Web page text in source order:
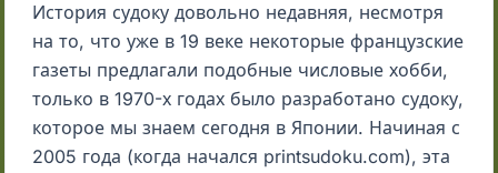
История судоку довольно недавняя, несмотря
на то, что уже в 19 веке некоторые французские
газеты предлагали подобные числовые хобби,
только в 1970-х годах было разработано судоку,
которое мы знаем сегодня в Японии. Начиная с
2005 года (когда начался printsudoku.com), эта